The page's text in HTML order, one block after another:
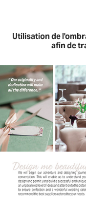
Utilisation de
afin de